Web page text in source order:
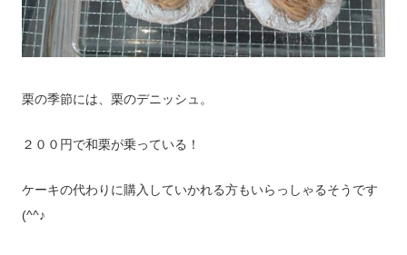
栗の季節には、栗のデニッシュ。
２００円で和栗が乗っている！
ケーキの代わりに購入していかれる方もいらっしゃるそうです
(^^♪